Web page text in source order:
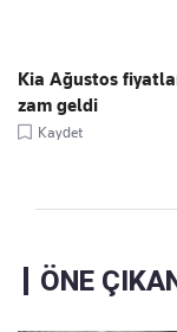
Kia Ağustos
zam geldi
Kaydet
ÖNE